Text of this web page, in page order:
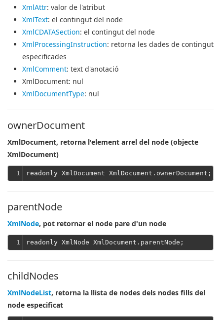
XmlAttr: valor de l'atribut
XmlText: el contingut del node
XmlCDATASection: el contingut del node
XmlProcessingInstruction: retorna les dades de contingut
especificades
XmlComment: text d'anotació
XmlDocument: nul
XmlDocumentType: nul
ownerDocument
XmlDocument, retorna l'element arrel del node (objecte
XmlDocument)
1
parentNode
XmlNode, pot retornar el node pare d'un node
1
childNodes
XmlNodeList, retorna la llista de nodes dels nodes fills del
node especificat